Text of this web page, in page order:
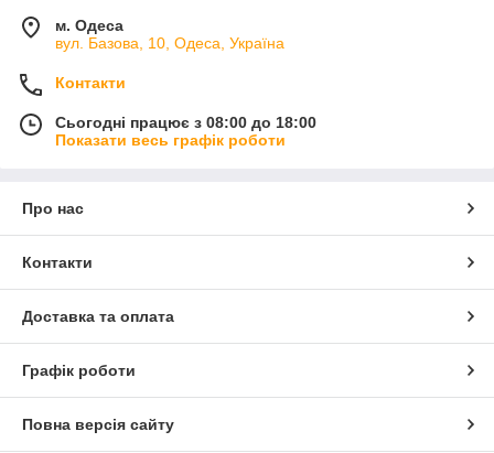
м. Одеса
вул. Базова, 10, Одеса, Україна
Контакти
Сьогодні працює з 08:00 до 18:00
Показати весь графік роботи
Про нас
Контакти
Доставка та оплата
Графік роботи
Повна версія сайту